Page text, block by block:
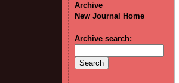
Archive
New Journal Home
Archive search: